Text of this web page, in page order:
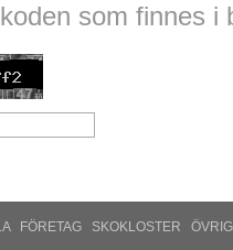
som finnes i
FÖRETAG SKOKLOSTER